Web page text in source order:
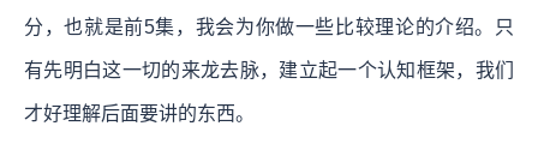
分，也就是前5集，我会为你做一些比较理论的介绍。只
有先明白这一切的来龙去脉，建立起一个认知框架，我们
才好理解后面要讲的东西。